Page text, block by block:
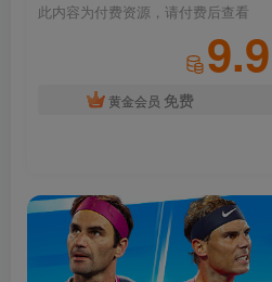
此内容为付费资源，请付费后查看
9.9
黄金会员 免费